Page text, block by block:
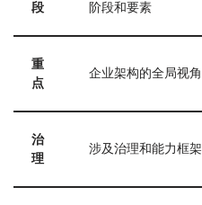
段
阶段和要素
重
点
企业架构的全局视角
治
理
涉及治理和能力框架